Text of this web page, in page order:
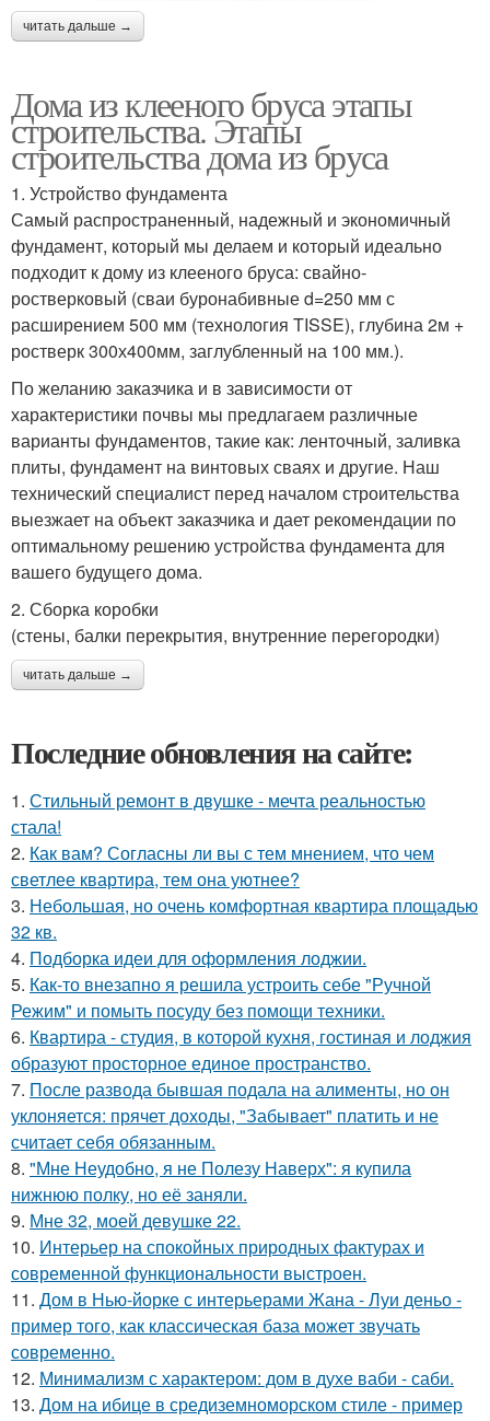
читать дальше →
Дома из клееного бруса этапы
строительства. Этапы
строительства дома из бруса
1. Устройство фундамента
Самый распространенный, надежный и экономичный
фундамент, который мы делаем и который идеально
подходит к дому из клееного бруса: свайно-
ростверковый (сваи буронабивные d=250 мм с
расширением 500 мм (технология TISSE), глубина 2м +
ростверк 300х400мм, заглубленный на 100 мм.).
По желанию заказчика и в зависимости от
характеристики почвы мы предлагаем различные
варианты фундаментов, такие как: ленточный, заливка
плиты, фундамент на винтовых сваях и другие. Наш
технический специалист перед началом строительства
выезжает на объект заказчика и дает рекомендации по
оптимальному решению устройства фундамента для
вашего будущего дома.
2. Сборка коробки
(стены, балки перекрытия, внутренние перегородки)
читать дальше →
Последние обновления на сайте:
1. Стильный ремонт в двушке - мечта реальностью
стала!
2. Как вам? Согласны ли вы с тем мнением, что чем
светлее квартира, тем она уютнее?
3. Небольшая, но очень комфортная квартира площадью
32 кв.
4. Подборка идеи для оформления лоджии.
5. Как-то внезапно я решила устроить себе "Ручной
Режим" и помыть посуду без помощи техники.
6. Квартира - студия, в которой кухня, гостиная и лоджия
образуют просторное единое пространство.
7. После развода бывшая подала на алименты, но он
уклоняется: прячет доходы, "Забывает" платить и не
считает себя обязанным.
8. "Мне Неудобно, я не Полезу Наверх": я купила
нижнюю полку, но её заняли.
9. Мне 32, моей девушке 22.
10. Интерьер на спокойных природных фактурах и
современной функциональности выстроен.
11. Дом в Нью-йорке с интерьерами Жана - Луи деньо -
пример того, как классическая база может звучать
современно.
12. Минимализм с характером: дом в духе ваби - саби.
13. Дом на ибице в средиземноморском стиле - пример